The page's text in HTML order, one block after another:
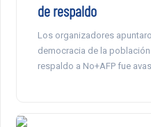
de respaldo
Los organizadores
democracia de la población
respaldo a No+AFP fue